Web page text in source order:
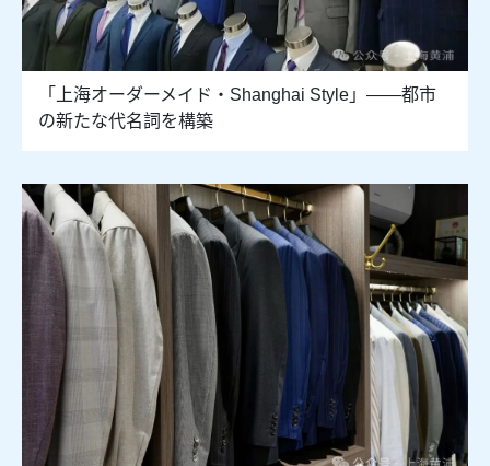
「上海オーダーメイド・Shanghai Style」――都市
の新たな代名詞を構築